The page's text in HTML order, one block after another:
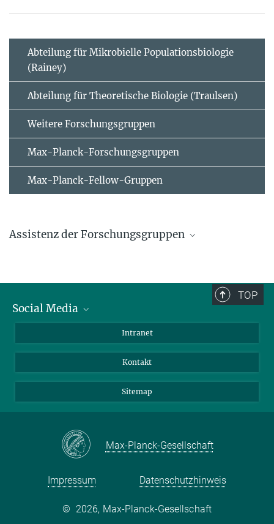
Abteilung für Mikrobielle Populationsbiologie
(Rainey)
Abteilung für Theoretische Biologie (Traulsen)
Weitere Forschungsgruppen
Max-Planck-Forschungsgruppen
Max-Planck-Fellow-Gruppen
Assistenz der Forschungsgruppen
lueder@...
TOP
Social Media
LinkedIn
Intranet
Kontakt
Sitemap
Max-Planck-Gesellschaft
Impressum Datenschutzhinweis
© 2026, Max-Planck-Gesellschaft